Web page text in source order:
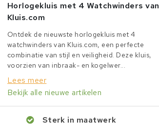
Horlogekluis met 4 Watchwinders van
Kluis.com
Ontdek de nieuwste horlogekluis met 4
watchwinders van Kluis.com, een perfecte
combinatie van stijl en veiligheid. Deze kluis,
voorzien van inbraak- en kogelwer...
Lees meer
Bekijk alle nieuwe artikelen
Sterk in maatwerk